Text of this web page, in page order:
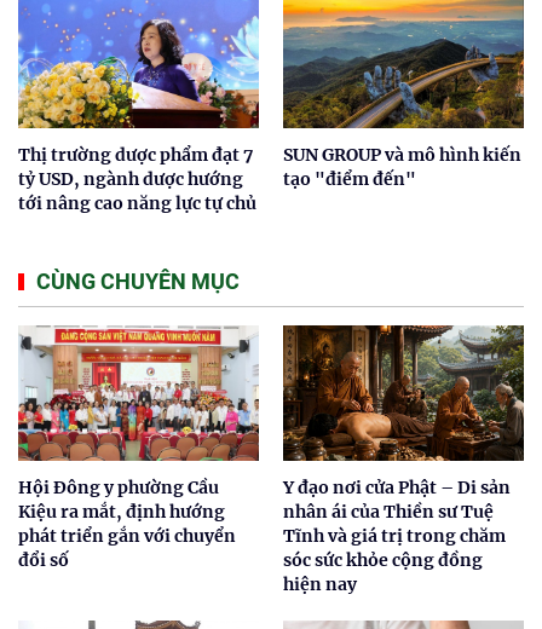
Thị trường dược phẩm đạt 7
tỷ USD, ngành dược hướng
tới nâng cao năng lực tự chủ
SUN GROUP và mô hình kiến
tạo "điểm đến"
CÙNG CHUYÊN MỤC
Hội Đông y phường Cầu
Kiệu ra mắt, định hướng
phát triển gắn với chuyển
đổi số
Y đạo nơi cửa Phật – Di sản
nhân ái của Thiền sư Tuệ
Tĩnh và giá trị trong chăm
sóc sức khỏe cộng đồng
hiện nay